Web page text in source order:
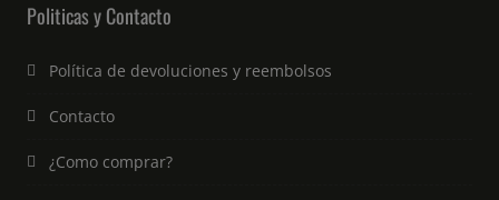
Politicas y Contacto
Política de devoluciones y reembolsos
Contacto
¿Como comprar?